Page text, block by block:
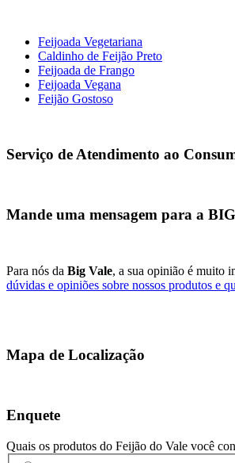
Feijoada Vegetariana
Caldinho de Feijão Preto
Feijoada de Frango
Feijoada Vegana
Feijão Gostoso
Serviço de Atendimento ao
Mande uma mensagem para a
Para nós da Big Vale, a sua opinião é muito
dúvidas e opiniões sobre nossos produtos e
Mapa de Localização
Enquete
Quais os produtos do Feijão do Vale você